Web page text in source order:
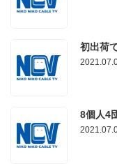
初出荷
8個人4